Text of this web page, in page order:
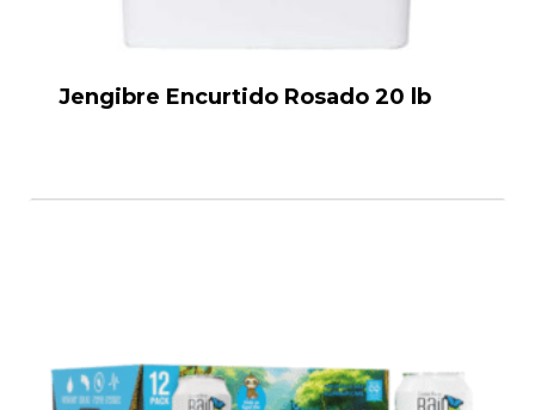
Jengibre Encurtido Rosado 20 lb